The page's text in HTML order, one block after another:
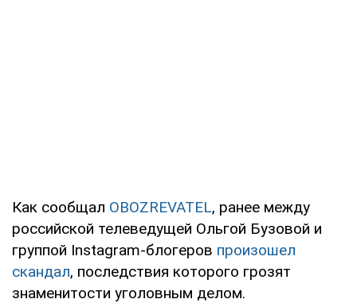
Как сообщал OBOZREVATEL, ранее между
российской телеведущей Ольгой Бузовой и
группой Instagram-блогеров произошел
скандал, последствия которого грозят
знаменитости уголовным делом.